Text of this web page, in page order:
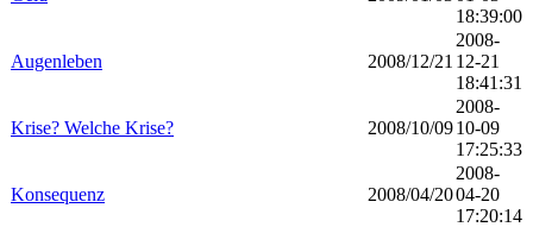
18:39:00
Augenleben 2008/12/21
2008-
12-21
18:41:31
Krise? Welche Krise? 2008/10/09
2008-
10-09
17:25:33
Konsequenz 2008/04/20
2008-
04-20
17:20:14